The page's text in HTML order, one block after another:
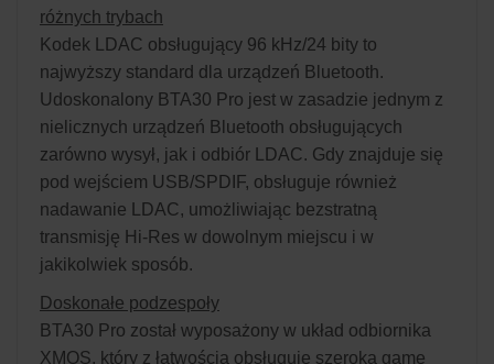
różnych trybach
Kodek LDAC obsługujący 96 kHz/24 bity to
najwyższy standard dla urządzeń Bluetooth.
Udoskonalony BTA30 Pro jest w zasadzie jednym z
nielicznych urządzeń Bluetooth obsługujących
zarówno wysył, jak i odbiór LDAC. Gdy znajduje się
pod wejściem USB/SPDIF, obsługuje również
nadawanie LDAC, umożliwiając bezstratną
transmisję Hi-Res w dowolnym miejscu i w
jakikolwiek sposób.
Doskonałe podzespoły
BTA30 Pro został wyposażony w układ odbiornika
XMOS, który z łatwością obsługuje szeroką gamę